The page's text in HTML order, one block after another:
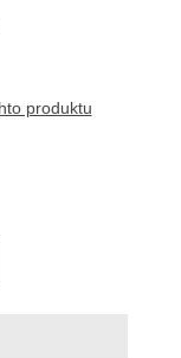
produktu